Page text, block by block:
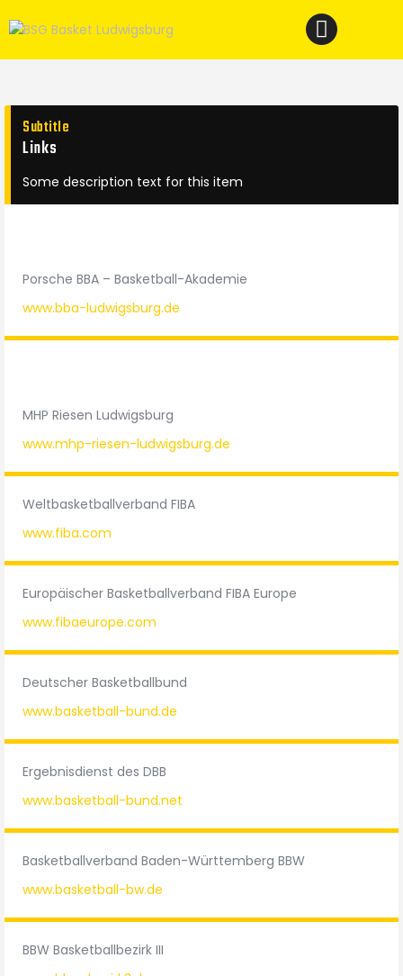
Spielbetrieb
Subtitle
Links
Some description text for this item
Porsche BBA – Basketball-Akademie
www.bba-ludwigsburg.de
MHP Riesen Ludwigsburg
www.mhp-riesen-ludwigsburg.de
Weltbasketballverband FIBA
www.fiba.com
Europäischer Basketballverband FIBA Europe
www.fibaeurope.com
Deutscher Basketballbund
www.basketball-bund.de
Ergebnisdienst des DBB
www.basketball-bund.net
Basketballverband Baden-Württemberg BBW
www.basketball-bw.de
BBW Basketballbezirk III